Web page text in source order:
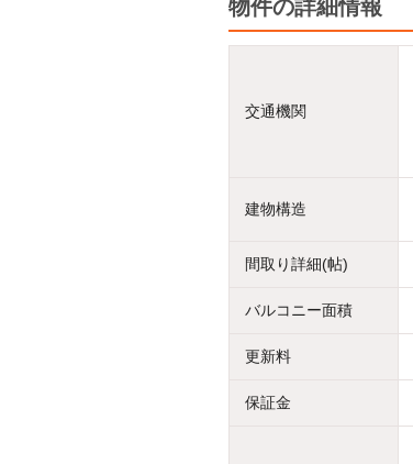
物件の詳細情報
交通機関
建物構造
間取り詳細(帖)
バルコニー面積
更新料
保証金